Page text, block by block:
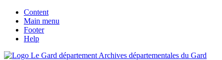
Content
Main menu
Footer
Help
Archives départementales du Gard